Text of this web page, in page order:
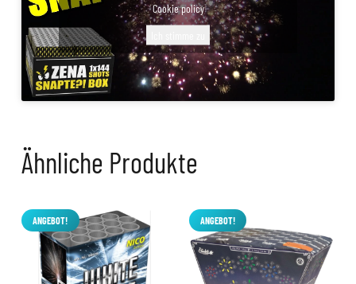
Cookie policy
Ähnliche Produkte
ANGEBOT! ANGEBOT!